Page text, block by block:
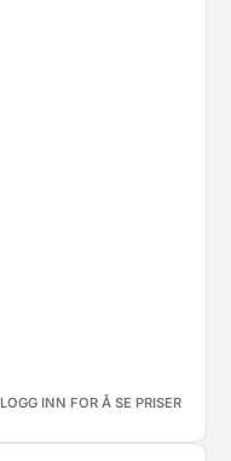
LOGG INN FOR Å SE PRISER